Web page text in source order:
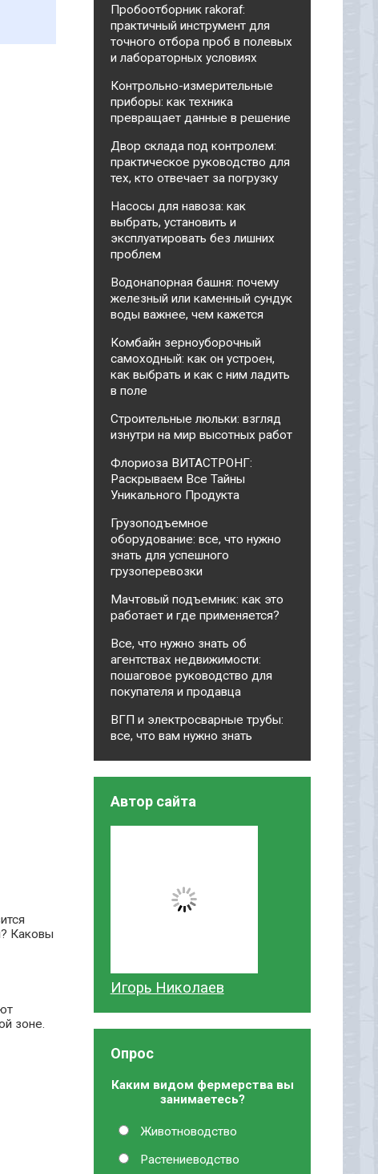
Каковы
зоне.
Пробоотборник rakoraf:
практичный инструмент для
точного отбора проб в полевых
и лабораторных условиях
Контрольно-измерительные
приборы: как техника
превращает данные в решение
Двор склада под контролем:
практическое руководство для
тех, кто отвечает за погрузку
Насосы для навоза: как
выбрать, установить и
эксплуатировать без лишних
проблем
Водонапорная башня: почему
железный или каменный сундук
воды важнее, чем кажется
Комбайн зерноуборочный
самоходный: как он устроен,
как выбрать и как с ним ладить
в поле
Строительные люльки: взгляд
изнутри на мир высотных работ
Флориоза ВИТАСТРОНГ:
Раскрываем Все Тайны
Уникального Продукта
Грузоподъемное
оборудование: все, что нужно
знать для успешного
грузоперевозки
Мачтовый подъемник: как это
работает и где применяется?
Все, что нужно знать об
агентствах недвижимости:
пошаговое руководство для
покупателя и продавца
ВГП и электросварные трубы:
все, что вам нужно знать
Автор сайта
Игорь Николаев
Опрос
Каким видом фермерства вы
занимаетесь?
Животноводство
Растениеводство